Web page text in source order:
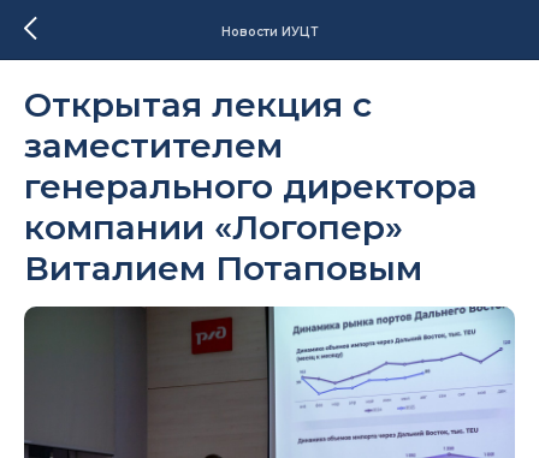
Новости ИУЦТ
Открытая лекция с
заместителем
генерального директора
компании «Логопер»
Виталием Потаповым